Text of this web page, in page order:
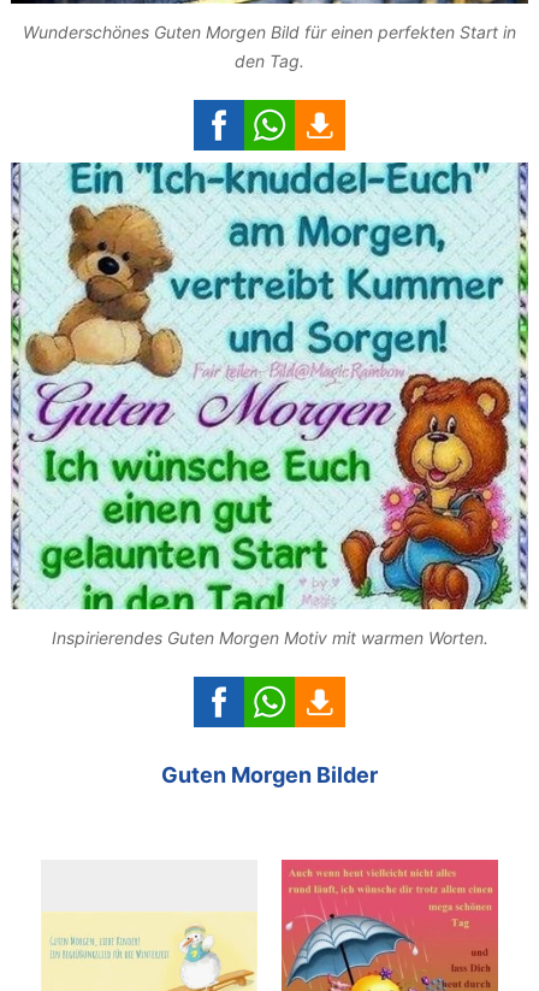
Wunderschönes Guten Morgen Bild für einen perfekten Start in
den Tag.
Inspirierendes Guten Morgen Motiv mit warmen Worten.
Guten Morgen Bilder